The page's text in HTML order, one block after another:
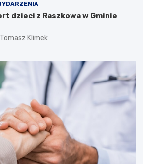
dzieci z Raszkowa w Gminie
Tomasz Klimek